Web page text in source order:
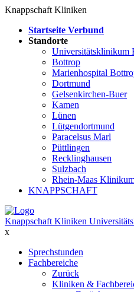
Knappschaft Kliniken
Startseite Verbund
Standorte
Universitätsklinikum
Bottrop
Marienhospital
Dortmund
Gelsenkirchen-Buer
Kamen
Lünen
Lütgendortmund
Paracelsus Marl
Püttlingen
Recklinghausen
Sulzbach
Rhein-Maas
KNAPPSCHAFT
Knappschaft Kliniken
x
Sprechstunden
Fachbereiche
Zurück
Kliniken &